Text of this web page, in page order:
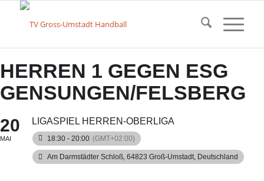
HERREN 1 GEGEN ESG
GENSUNGEN/FELSBERG
20
MAI
LIGASPIEL HERREN-OBERLIGA
18:30 - 20:00 (GMT+02:00)
Am Darmstädter Schloß, 64823 Groß-Umstadt, Deutschland